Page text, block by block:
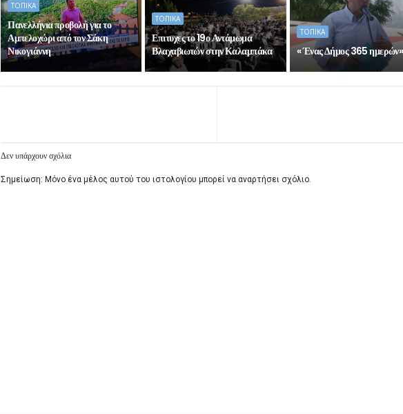
ΤΟΠΙΚΑ
Πανελλήνια προβολή για το
Αμπελοχώρι από τον Σάκη
Νικογιάννη
ΤΟΠΙΚΑ
Επιτυχες το 19ο Αντάμωμα
Βλαχαβιωτών στην Καλαμπάκα
ΤΟΠΙΚΑ
« Ένας Δήμος 365 ημερών»
Δεν υπάρχουν σχόλια
Σημείωση: Μόνο ένα μέλος αυτού του ιστολογίου μπορεί να αναρτήσει σχόλιο.